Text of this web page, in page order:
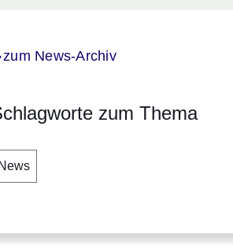
zum News-Archiv
zum Thema
News